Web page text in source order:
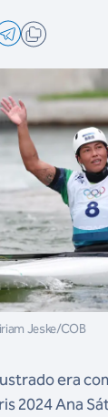
Jeske/COB
era
2024 Ana